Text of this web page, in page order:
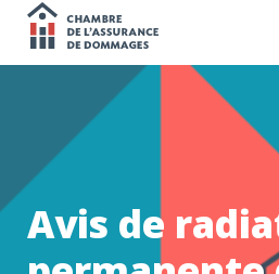
CONTENU
Chambre
l'assurance
de
dommages
Avis de